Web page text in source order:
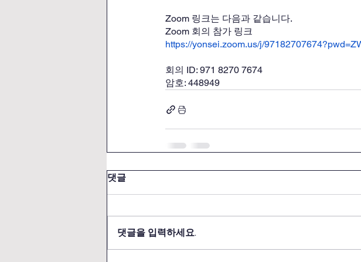
Zoom 링크는 다음과 같습니다.
Zoom 회의 참가 링크
https://yonsei.zoom.us/j/
회의 ID: 971 8270 7674
암호: 448949
댓글
댓글을 입력하세요.